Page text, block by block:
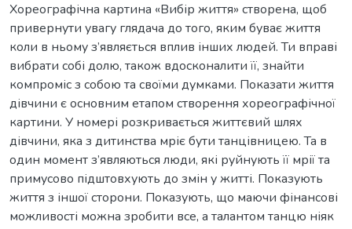
Хореографічна картина «Вибір життя» створена, щоб
привернути увагу глядача до того, яким буває життя
коли в ньому з’являється вплив інших людей. Ти вправі
вибрати собі долю, також вдосконалити її, знайти
компроміс з собою та своїми думками. Показати життя
дівчини є основним етапом створення хореографічної
картини. У номері розкривається життєвий шлях
дівчини, яка з дитинства мріє бути танцівницею. Та в
один момент з’являються люди, які руйнують її мрії та
примусово підштовхують до змін у житті. Показують
життя з іншої сторони. Показують, що маючи фінансові
можливості можна зробити все, а талантом танцю ніяк